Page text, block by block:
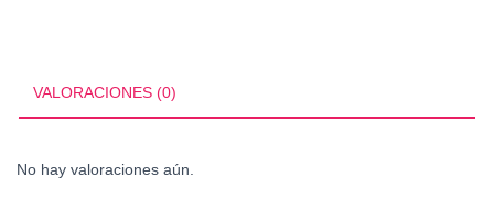
VALORACIONES (0)
No hay valoraciones aún.